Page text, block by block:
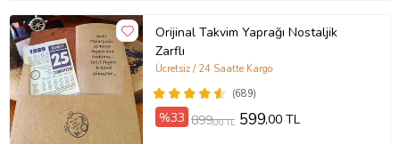
Orijinal Takvim Yaprağı Nostaljik
Zarflı
(689)
Ücretsiz / 24 Saatte Kargo
%33 899,00 TL 599,00 TL